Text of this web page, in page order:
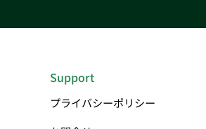
Support
プライバシーポリシー